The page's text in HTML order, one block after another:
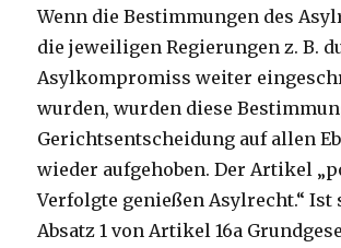
Wenn die Bestimmungen des
die jeweiligen Regierungen z. B.
Asylkompromiss weiter
wurden, wurden diese
Gerichtsentscheidung auf allen
wieder aufgehoben. Der Artikel
Verfolgte genießen Asylrecht.“ Ist
Absatz 1 von Artikel 16a